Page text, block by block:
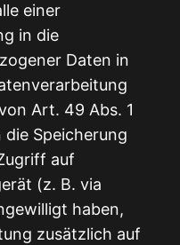
einer
in die
Daten in
Art. 49 Abs. 1
die Speicherung
auf
(z. B. via
haben,
zusätzlich auf